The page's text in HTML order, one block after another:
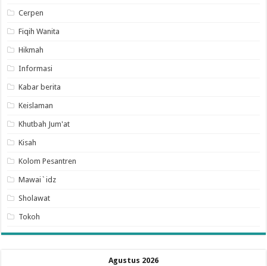
Cerpen
Fiqih Wanita
Hikmah
Informasi
Kabar berita
Keislaman
Khutbah Jum'at
Kisah
Kolom Pesantren
Mawai`idz
Sholawat
Tokoh
Agustus 2026